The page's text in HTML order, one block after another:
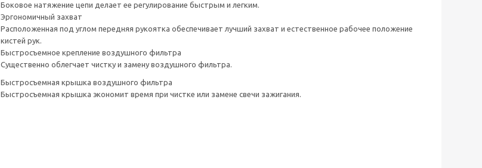
Боковое натяжение цепи делает ее регулирование быстрым и легким.
Эргономичный захват
Расположенная под углом передняя рукоятка обеспечивает лучший захват и естественное рабочее положение
кистей рук.
Быстросъемное крепление воздушного фильтра
Существенно облегчает чистку и замену воздушного фильтра.
Быстросъемная крышка воздушного фильтра
Быстросъемная крышка экономит время при чистке или замене свечи зажигания.